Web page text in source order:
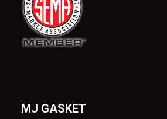
MJ GASKET